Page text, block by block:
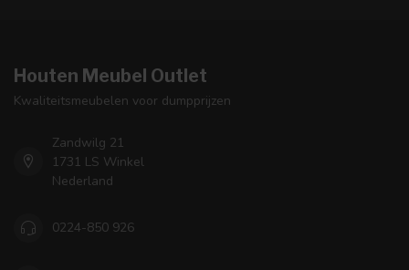
Houten Meubel Outlet
Kwaliteitsmeubelen voor dumpprijzen
Zandwilg 21
1731 LS Winkel
Nederland
0224-850 926